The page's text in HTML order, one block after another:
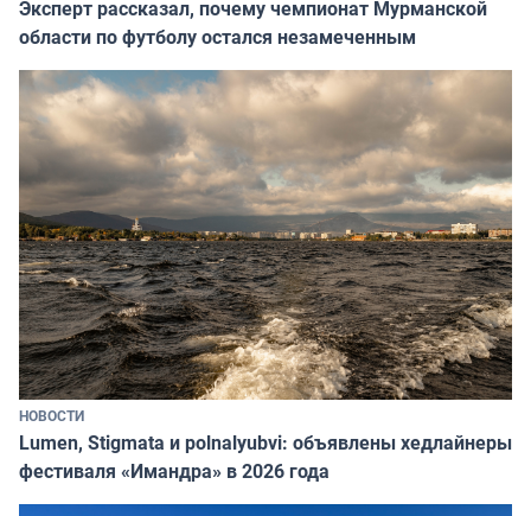
Эксперт рассказал, почему чемпионат Мурманской
области по футболу остался незамеченным
НОВОСТИ
Lumen, Stigmata и polnalyubvi: объявлены хедлайнеры
фестиваля «Имандра» в 2026 года